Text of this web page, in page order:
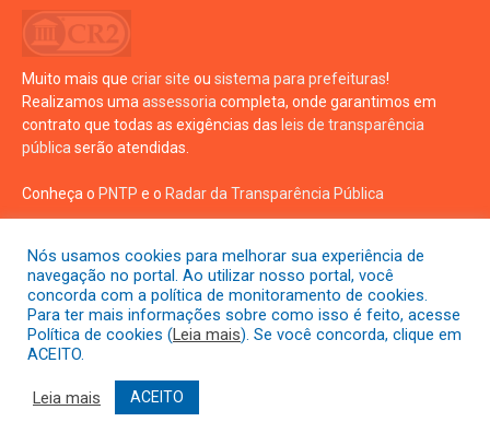
Muito mais que criar site ou sistema para prefeituras!
Realizamos uma assessoria completa, onde garantimos em
contrato que todas as exigências das leis de transparência
pública serão atendidas.
Conheça o PNTP e o Radar da Transparência Pública
Todos os direitos reservados a prefeitura de Crisópolis
Mapa do Site
Nós usamos cookies para melhorar sua experiência de
navegação no portal. Ao utilizar nosso portal, você
concorda com a política de monitoramento de cookies.
Para ter mais informações sobre como isso é feito, acesse
Política de cookies (Leia mais). Se você concorda, clique em
ACEITO.
Leia mais ACEITO